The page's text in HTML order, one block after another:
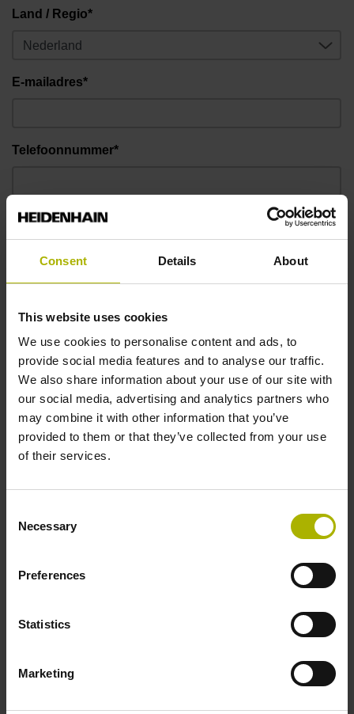
Consent Details About
This website uses cookies
We use cookies to personalise content and ads, to
provide social media features and to analyse our traffic.
We also share information about your use of our site with
our social media, advertising and analytics partners who
may combine it with other information that you’ve
provided to them or that they’ve collected from your use
of their services.
Selection
Necessary
Preferences
Statistics
Marketing
Land / Regio*
E-mailadres*
Telefoonnummer*
Bericht
Product
Ik bevestig dat ik de
heb gelezen en
JOHANNES HEIDENHAIN GmbH worden gebruikt
mail, telefoon en voor marketingactiviteiten van DR.
JOHANNES HEIDENHAIN GmbH. Ik kan te allen tijde